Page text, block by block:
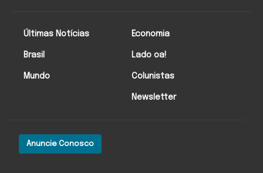
Anuncie Conosco
Últimas Notícias
Brasil
Mundo
Economia
Lado oa!
Colunistas
Newsletter